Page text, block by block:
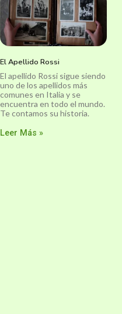
El Apellido Rossi
El apellido Rossi sigue siendo
uno de los apellidos más
comunes en Italia y se
encuentra en todo el mundo.
Te contamos su historia.
Leer Más »